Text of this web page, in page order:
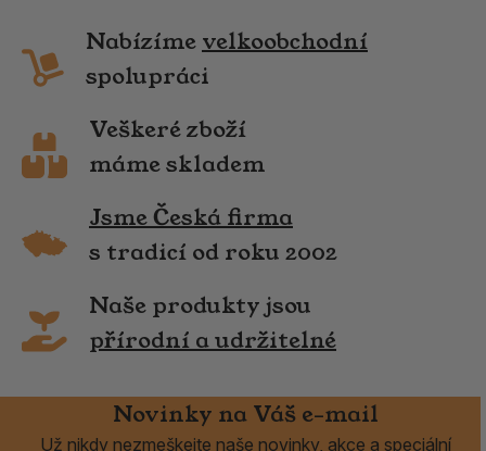
Nabízíme velkoobchodní
spolupráci
Veškeré zboží
máme skladem
Jsme Česká firma
s tradicí od roku 2002
Naše produkty jsou
přírodní a udržitelné
Novinky na Váš e-mail
Už nikdy nezmeškejte naše novinky, akce a speciální